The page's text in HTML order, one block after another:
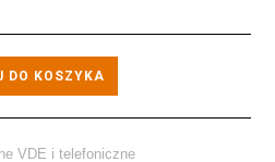
DO KOSZYKA
VDE i telefoniczne